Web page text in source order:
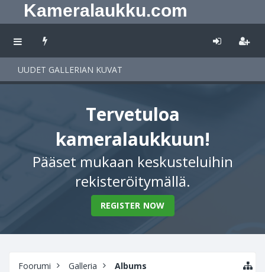
Kameralaukku.com
UUDET GALLERIAN KUVAT
Tervetuloa
kameralaukkuun!
Pääset mukaan keskusteluihin
rekisteröitymällä.
REGISTER NOW
Foorumi Galleria Albums